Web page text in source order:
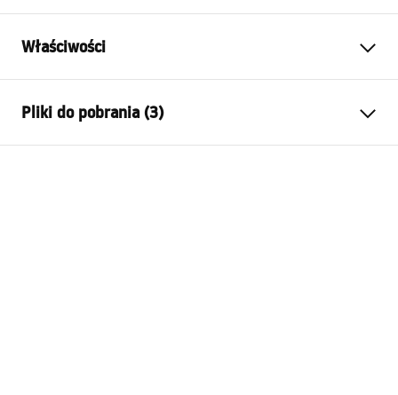
Właściwości
Sposób montażu:
Kolor:
Miedź szczotkowana
Pliki do pobrania (3)